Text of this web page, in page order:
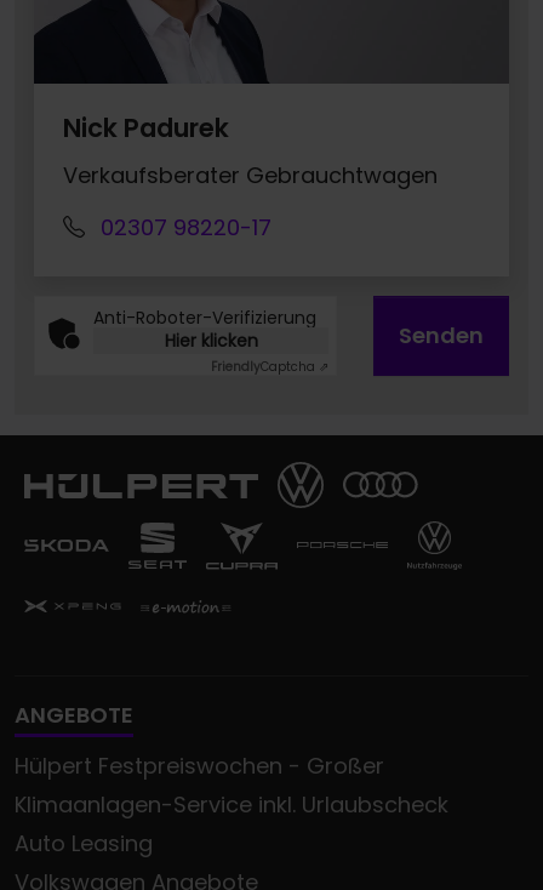
Nick Padurek
Verkaufsberater Gebrauchtwagen
02307 98220-17
Anti-Roboter-Verifizierung
Hier klicken
FriendlyCaptcha ⇗
Senden
ANGEBOTE
Hülpert Festpreiswochen - Großer
Klimaanlagen-Service inkl. Urlaubscheck
Auto Leasing
Volkswagen Angebote